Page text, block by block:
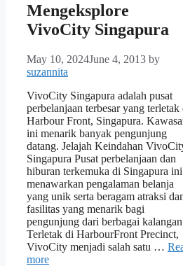
Mengeksplore
VivoCity Singapura
May 10, 2024June 4, 2013 by
suzannita
VivoCity Singapura adalah pusat
perbelanjaan terbesar yang terletak
Harbour Front, Singapura.
ini menarik banyak pengunjung
datang. Jelajah Keindahan
Singapura Pusat perbelanjaan dan
hiburan terkemuka di Singapura ini
menawarkan pengalaman belanja
yang unik serta beragam atraksi
fasilitas yang menarik bagi
pengunjung dari berbagai
Terletak di HarbourFront Precinct,
VivoCity menjadi salah satu …
more